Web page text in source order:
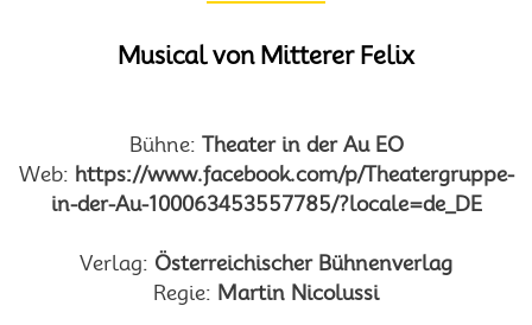
Musical von Mitterer Felix
Bühne: Theater in der Au EO
Web: https://www.facebook.com/p/Theatergruppe-
in-der-Au-100063453557785/?locale=de_DE
Verlag: Österreichischer Bühnenverlag
Regie: Martin Nicolussi